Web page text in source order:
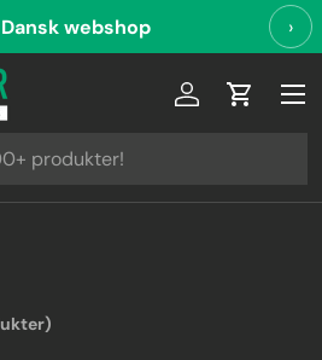
Dansk webshop ›
Log ind